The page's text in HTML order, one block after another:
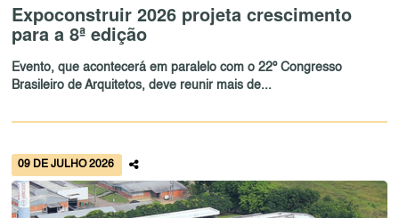
Expoconstruir 2026 projeta crescimento
para a 8ª edição
Evento, que acontecerá em paralelo com o 22º Congresso
Brasileiro de Arquitetos, deve reunir mais de...
09 DE JULHO 2026